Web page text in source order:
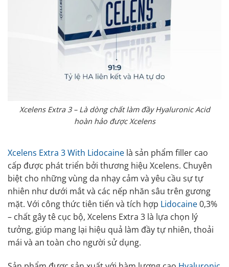
Xcelens Extra 3 – Là dòng chất làm đầy Hyaluronic Acid
hoàn hảo được Xcelens
Xcelens Extra 3 With Lidocaine là sản phẩm filler cao
cấp được phát triển bởi thương hiệu Xcelens. Chuyên
biệt cho những vùng da nhạy cảm và yêu cầu sự tự
nhiên như dưới mắt và các nếp nhăn sâu trên gương
mặt. Với công thức tiên tiến và tích hợp Lidocaine0,3%
– chất gây tê cục bộ, Xcelens Extra 3 là lựa chọn lý
tưởng, giúp mang lại hiệu quả làm đầy tự nhiên, thoải
mái và an toàn cho người sử dụng.